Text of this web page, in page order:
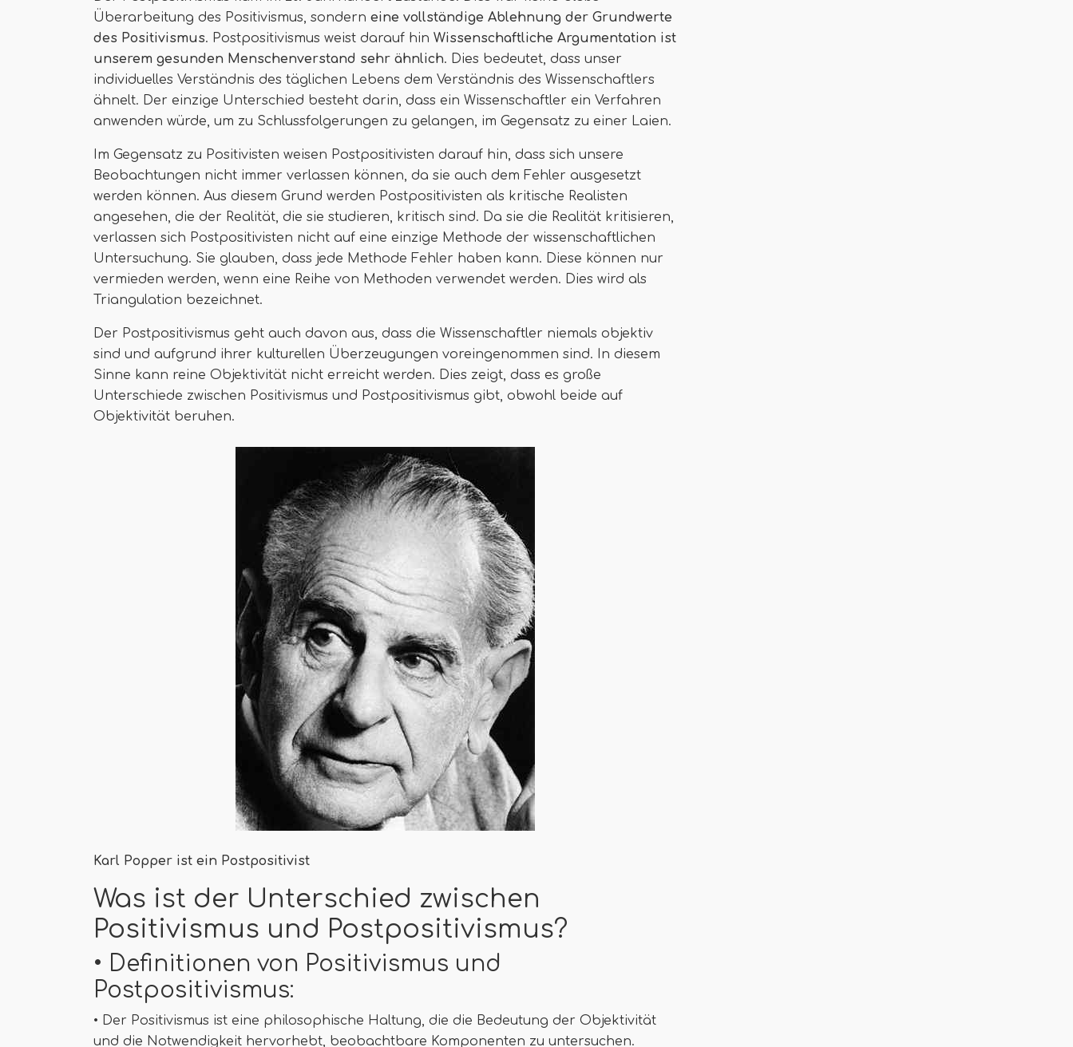
Überarbeitung des Positivismus, sondern eine vollständige Ablehnung der Grundwerte
des Positivismus. Postpositivismus weist darauf hin Wissenschaftliche Argumentation ist
unserem gesunden Menschenverstand sehr ähnlich. Dies bedeutet, dass unser
individuelles Verständnis des täglichen Lebens dem Verständnis des Wissenschaftlers
ähnelt. Der einzige Unterschied besteht darin, dass ein Wissenschaftler ein Verfahren
anwenden würde, um zu Schlussfolgerungen zu gelangen, im Gegensatz zu einer Laien.
Im Gegensatz zu Positivisten weisen Postpositivisten darauf hin, dass sich unsere
Beobachtungen nicht immer verlassen können, da sie auch dem Fehler ausgesetzt
werden können. Aus diesem Grund werden Postpositivisten als kritische Realisten
angesehen, die der Realität, die sie studieren, kritisch sind. Da sie die Realität kritisieren,
verlassen sich Postpositivisten nicht auf eine einzige Methode der wissenschaftlichen
Untersuchung. Sie glauben, dass jede Methode Fehler haben kann. Diese können nur
vermieden werden, wenn eine Reihe von Methoden verwendet werden. Dies wird als
Triangulation bezeichnet.
Der Postpositivismus geht auch davon aus, dass die Wissenschaftler niemals objektiv
sind und aufgrund ihrer kulturellen Überzeugungen voreingenommen sind. In diesem
Sinne kann reine Objektivität nicht erreicht werden. Dies zeigt, dass es große
Unterschiede zwischen Positivismus und Postpositivismus gibt, obwohl beide auf
Objektivität beruhen.
Karl Popper ist ein Postpositivist
Was ist der Unterschied zwischen
Positivismus und Postpositivismus?
• Definitionen von Positivismus und
Postpositivismus:
• Der Positivismus ist eine philosophische Haltung, die die Bedeutung der Objektivität
und die Notwendigkeit hervorhebt, beobachtbare Komponenten zu untersuchen.